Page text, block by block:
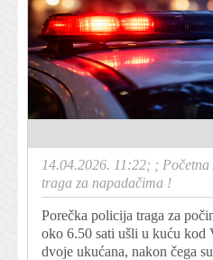
14.04.2026. 11:22; ; Početna
traga za napadačima !
Porečka policija traga za
oko 6.50 sati ušli u kuću kod
dvoje ukućana, nakon čega